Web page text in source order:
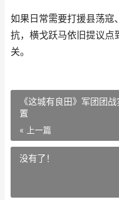
如果日常需要打援县荡寇
抗，横戈跃马依旧提议点
关。
《这城有良田》军团团
置
« 上一篇
没有了！